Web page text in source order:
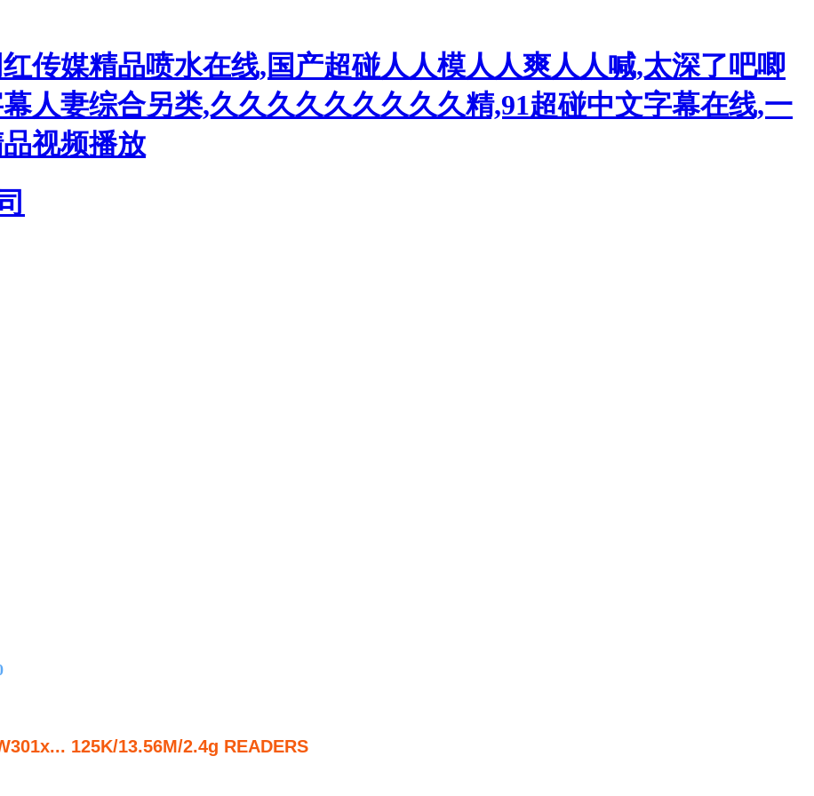
传媒精品喷水在线,国产超碰人人模人人爽人人喊,太深了吧唧
人妻综合另类,久久久久久久久久久精,91超碰中文字幕在线,一
视频播放
125K/13.56M/2.4g READERS